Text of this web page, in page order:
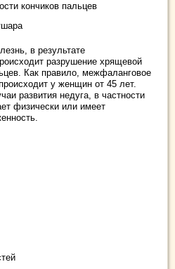
кончиков пальцев
в результате
разрушение хрящевой
Как правило, межфаланговое
у женщин от 45 лет.
развития недуга, в частности
физически или имеет